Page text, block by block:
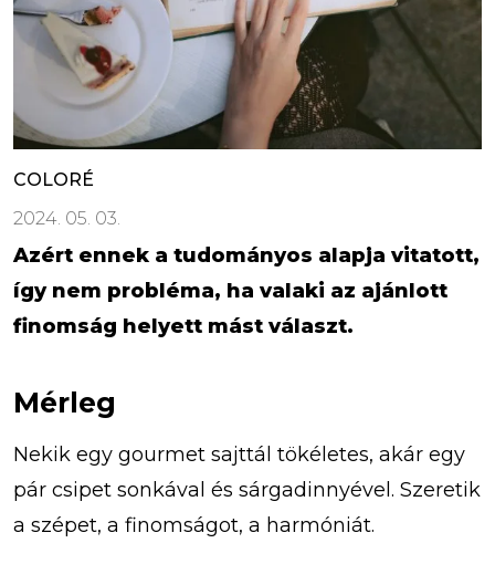
COLORÉ
2024. 05. 03.
Azért ennek a tudományos alapja vitatott,
így nem probléma, ha valaki az ajánlott
finomság helyett mást választ.
Mérleg
Nekik egy gourmet sajttál tökéletes, akár egy
pár csipet sonkával és sárgadinnyével. Szeretik
a szépet, a finomságot, a harmóniát.